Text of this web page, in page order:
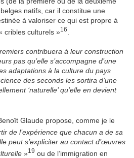
natifs, car il constitue une
à valoriser ce qui est propre à
cribles culturels »16
contribuera à leur construction
pas qu’elle s’accompagne d’une
adaptations à la culture du pays
des seconds les sortira d’une
‘naturelle’ qu’elle en devient
Glaude propose, comme je le
de l’expérience que chacun a de sa
peut s’expliciter au contact d’œuvres
»19 ou de l’immigration en